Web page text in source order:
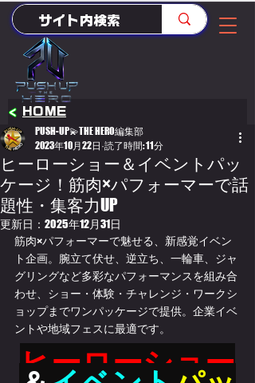
HOME
<
ヒーローショー＆イベントパッ
ケージ！筋肉×パフォーマーで話
題性・集客力UP
PUSH-UP💫THE HERO編集部
2023年10月22日 読了時間: 11分
更新日： 2025年12月31日
筋肉×パフォーマーで魅せる、新感覚イベン
ト企画。腕立て伏せ、逆立ち、一輪車、ジャ
グリングなど多彩なパフォーマンスを組み合
わせ、ショー・体験・チャレンジ・ワークシ
ョップまでワンパッケージで提供。企業イベ
ントや地域フェスに最適です。
ヒーローショー